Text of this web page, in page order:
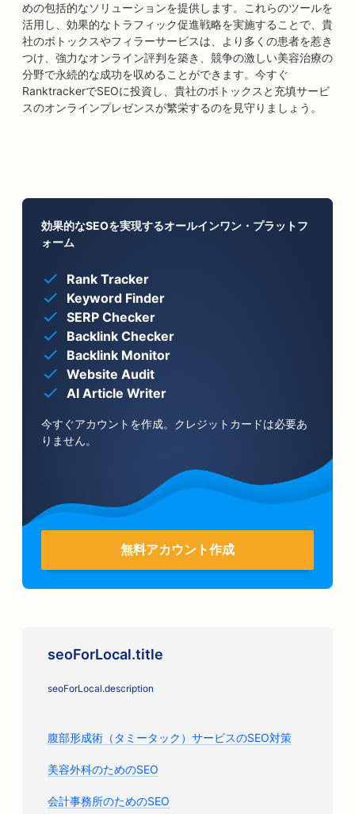
めの包括的なソリューションを提供します。これらのツールを
活用し、効果的なトラフィック促進戦略を実施することで、貴
社のボトックスやフィラーサービスは、より多くの患者を惹き
つけ、強力なオンライン評判を築き、競争の激しい美容治療の
分野で永続的な成功を収めることができます。今すぐ
RanktrackerでSEOに投資し、貴社のボトックスと充填サービ
スのオンラインプレゼンスが繁栄するのを見守りましょう。
効果的なSEOを実現するオールインワン・プラットフ
ォーム
Rank Tracker
Keyword Finder
SERP Checker
Backlink Checker
Backlink Monitor
Website Audit
AI Article Writer
今すぐアカウントを作成。クレジットカードは必要あ
りません。
無料アカウント作成
seoForLocal.title
seoForLocal.description
腹部形成術（タミータック）サービスのSEO対策
美容外科のためのSEO
会計事務所のためのSEO